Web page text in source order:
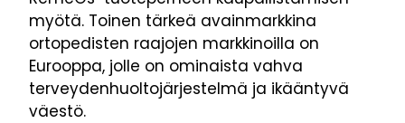
myötä. Toinen tärkeä avainmarkkina
ortopedisten raajojen markkinoilla on
Eurooppa, jolle on ominaista vahva
terveydenhuoltojärjestelmä ja ikääntyvä
väestö.